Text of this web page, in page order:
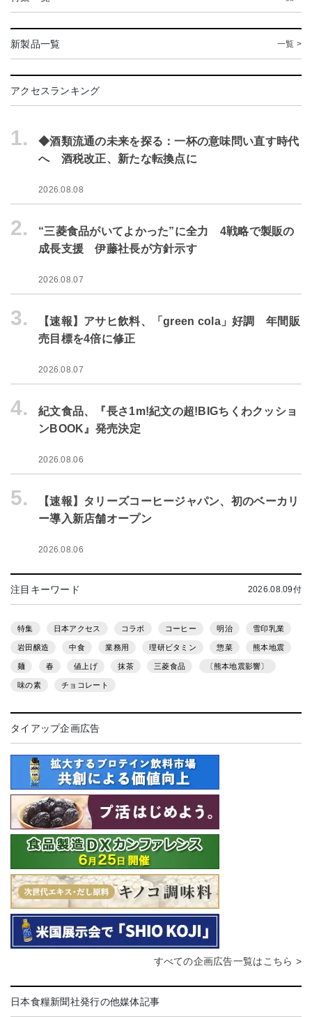
新製品一覧 一覧 >
アクセスランキング
1.
◆酒類流通の未来を探る：一杯の意味問い直す時代
へ 酒税改正、新たな転換点に
2026.08.08
2.
“三菱食品がいてよかった”に全力 4戦略で製販の
成長支援 伊藤社長が方針示す
2026.08.07
3.
【速報】アサヒ飲料、「green cola」好調 年間販
売目標を4倍に修正
2026.08.07
4.
紀文食品、『長さ1m!紀文の超!BIGちくわクッショ
ンBOOK』発売決定
2026.08.06
5.
【速報】タリーズコーヒージャパン、初のベーカリ
ー導入新店舗オープン
2026.08.06
注目キーワード 2026.08.09付
特集 日本アクセス コラボ コーヒー 明治 雪印乳業
岩田醸造 中食 業務用 理研ビタミン 惣菜 熊本地震
麺 春 値上げ 抹茶 三菱食品 〔熊本地震影響〕
味の素 チョコレート
タイアップ企画広告
すべての企画広告一覧はこちら >
日本食糧新聞社発行の他媒体記事